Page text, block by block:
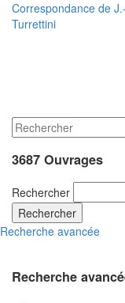
Correspondance de
Turrettini
3687 Ouvrages
Rechercher
Rechercher
Recherche avancée
Recherche